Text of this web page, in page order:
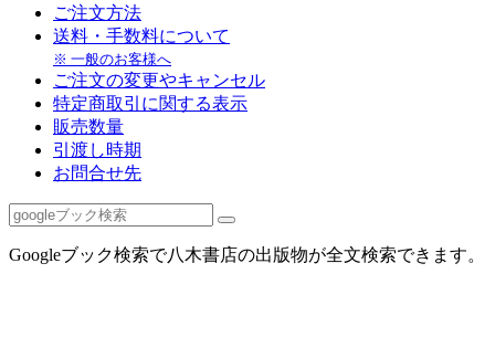
ご注文方法
送料・手数料について
※ 一般のお客様へ
ご注文の変更やキャンセル
特定商取引に関する表示
販売数量
引渡し時期
お問合せ先
Googleブック検索で八木書店の出版物が全文検索できます。